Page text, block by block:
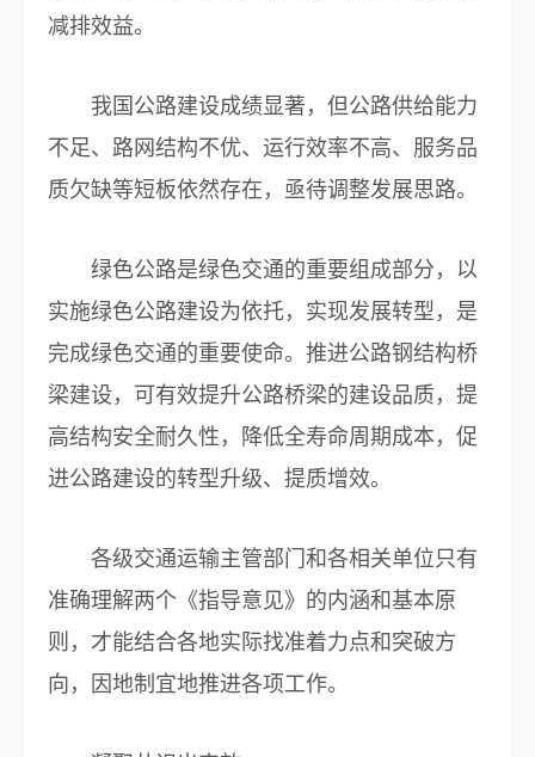
减排效益。
我国公路建设成绩显著，但公路供给能力
不足、路网结构不优、运行效率不高、服务品
质欠缺等短板依然存在，亟待调整发展思路。
绿色公路是绿色交通的重要组成部分，以
实施绿色公路建设为依托，实现发展转型，是
完成绿色交通的重要使命。推进公路钢结构桥
梁建设，可有效提升公路桥梁的建设品质，提
高结构安全耐久性，降低全寿命周期成本，促
进公路建设的转型升级、提质增效。
各级交通运输主管部门和各相关单位只有
准确理解两个《指导意见》的内涵和基本原
则，才能结合各地实际找准着力点和突破方
向，因地制宜地推进各项工作。